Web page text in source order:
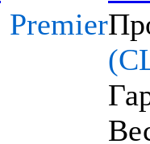
Premier